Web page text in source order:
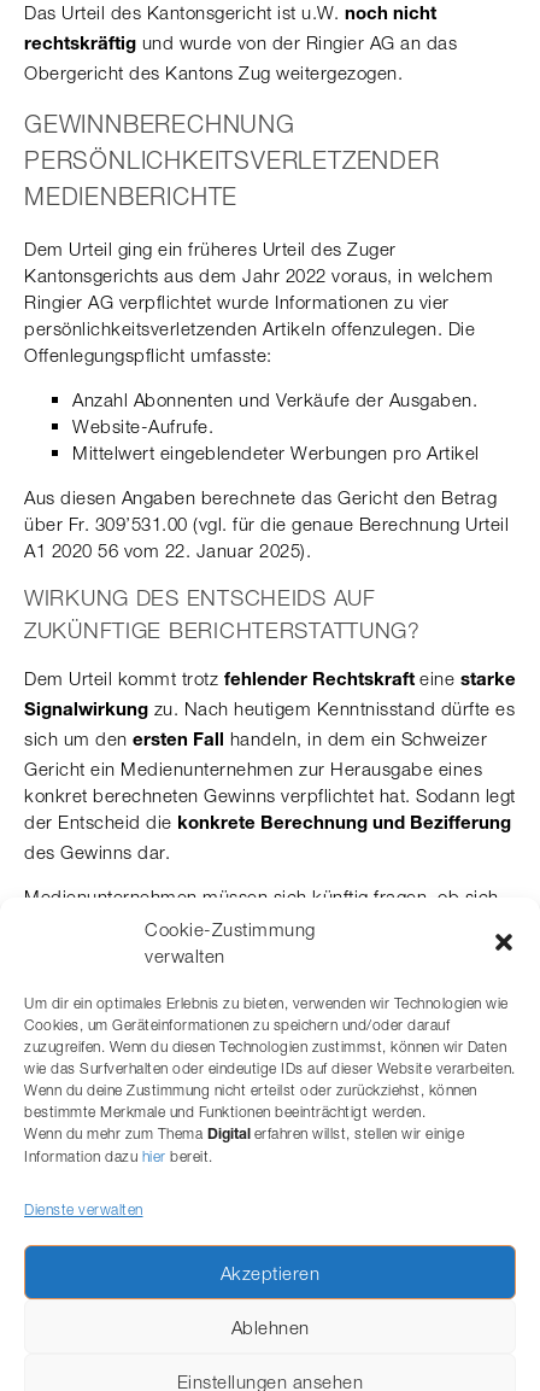
Cookie-Zustimmung
verwalten
Um dir ein optimales Erlebnis zu bieten, verwenden wir Technologien wie
Cookies, um Geräteinformationen zu speichern und/oder darauf
zuzugreifen. Wenn du diesen Technologien zustimmst, können wir Daten
wie das Surfverhalten oder eindeutige IDs auf dieser Website verarbeiten.
Wenn du deine Zustimmung nicht erteilst oder zurückziehst, können
bestimmte Merkmale und Funktionen beeinträchtigt werden.
Wenn du mehr zum Thema Digital erfahren willst, stellen wir einige
Information dazu hier bereit.
Dienste verwalten
Akzeptieren
Ablehnen
Einstellungen ansehen
Das Urteil des Kantonsgericht ist u.W. noch nicht
rechtskräftig und wurde von der Ringier AG an das
Obergericht des Kantons Zug weitergezogen.
GEWINNBERECHNUNG
PERSÖNLICHKEITSVERLETZENDER
MEDIENBERICHTE
Dem Urteil ging ein früheres Urteil des Zuger
Kantonsgerichts aus dem Jahr 2022 voraus, in welchem
Ringier AG verpflichtet wurde Informationen zu vier
persönlichkeitsverletzenden Artikeln offenzulegen. Die
Offenlegungspflicht umfasste:
Anzahl Abonnenten und Verkäufe der Ausgaben.
Website-Aufrufe.
Mittelwert eingeblendeter Werbungen pro Artikel
Aus diesen Angaben berechnete das Gericht den Betrag
über Fr. 309’531.00 (vgl. für die genaue Berechnung Urteil
A1 2020 56 vom 22. Januar 2025).
WIRKUNG DES ENTSCHEIDS AUF
ZUKÜNFTIGE BERICHTERSTATTUNG?
Dem Urteil kommt trotz fehlender Rechtskrafteine starke
Signalwirkung zu. Nach heutigem Kenntnisstand dürfte es
sich um den ersten Fall
handeln, in dem ein Schweizer
Gericht ein Medienunternehmen zur Herausgabe eines
konkret berechneten Gewinns verpflichtet hat. Sodann legt
der Entscheid die konkrete Berechnung und Bezifferung
des Gewinns dar.
Medienunternehmen müssen sich künftig fragen, ob sich
grenzwertige Berichterstattung wirtschaftlich lohnt
Schwere Persönlichkeitsverletzungen können teuer
Der Entscheid unterstreicht, dass sich
persönlichkeitsverletzende Berichterstattung auch
wirtschaftlich nicht auszahlen darf.
Unsere Kanzlei berät zu Persönlichkeitsschutzund
Persönlichkeitsverletzungen. Kontaktieren Sie uns gerne
unverbindlich, zu Fragen rund um Persönlichkeitsschutz.